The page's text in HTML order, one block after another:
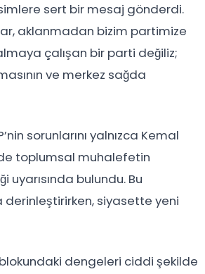
sert bir mesaj gönderdi.
aklanmadan bizim partimize
çalışan bir parti değiliz;
ve merkez sağda
sorunlarını yalnızca Kemal
toplumsal muhalefetin
uyarısında bulundu. Bu
derinleştirirken, siyasette yeni
dengeleri ciddi şekilde